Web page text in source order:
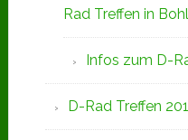
Rad Treffen in
Infos zum D-
D-Rad Treffen